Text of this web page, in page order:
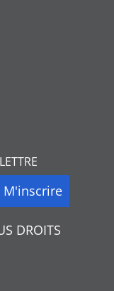
DROITS